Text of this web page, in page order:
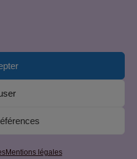
Mentions légales
du commerce • Site
avecGeneratePress